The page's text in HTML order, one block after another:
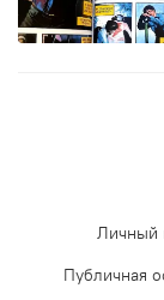
Личный
Публичная